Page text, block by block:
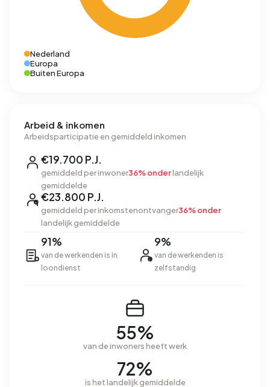
Nederland
Europa
Buiten Europa
Arbeid & inkomen
Arbeidsparticipatie en gemiddeld inkomen
€19.700 P.J.
gemiddeld per inwoner36% onderlandelijk
gemiddelde
€23.800 P.J.
gemiddeld per inkomstenontvanger36% onder
landelijk gemiddelde
91%
van de werkenden is in
loondienst
9%
van de werkenden is
zelfstandig
55%
van de inwoners heeft werk
72%
is het landelijk gemiddelde